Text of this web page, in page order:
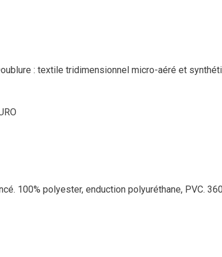
: textile tridimensionnel micro-aéré et
100% polyester, enduction polyuréthane, PVC.